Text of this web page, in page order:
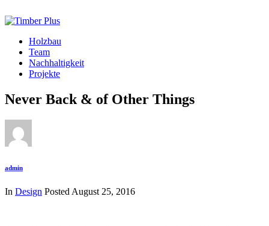
Holzbau
Team
Nachhaltigkeit
Projekte
Never Back & of Other Things
admin
In Design Posted August 25, 2016